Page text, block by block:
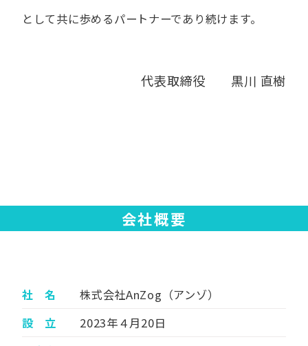
と​して共に​歩める​パートナーであり続けます。
代表取締役 黒川 直樹
会社概要
社 名
株式会社AnZog（アンゾ）
設 立
2023年４月20日